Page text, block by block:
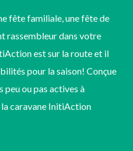
fête familiale, une fête de
rassembleur dans votre
est sur la route et il
pour la saison! Conçue
peu ou pas actives à
caravane InitiAction